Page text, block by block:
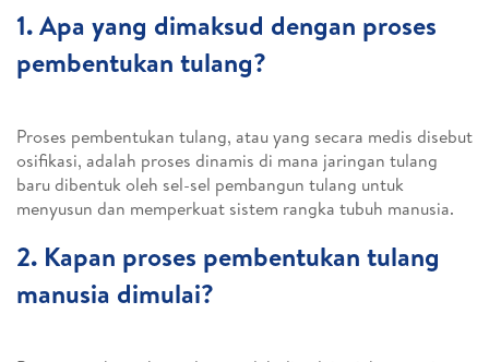
1. Apa yang dimaksud dengan proses
pembentukan tulang?
Proses pembentukan tulang, atau yang secara medis disebut
osifikasi, adalah proses dinamis di mana jaringan tulang
baru dibentuk oleh sel-sel pembangun tulang untuk
menyusun dan memperkuat sistem rangka tubuh manusia.
2. Kapan proses pembentukan tulang
manusia dimulai?